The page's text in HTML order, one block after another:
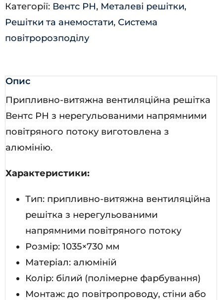
Категорії: Вентс РН, Металеві решітки,
Решітки та анемостати, Система
повітророзподілу
Опис
Припливно-витяжна вентиляційна решітка
Вентс РН з нерегульованими напрямними
повітряного потоку виготовлена з
алюмінію.
Характеристики:
Тип: припливно-витяжна вентиляційна
решітка з нерегульованими
напрямними повітряного потоку
Розмір: 1035×730 мм
Матеріал: алюміній
Колір: білий (полімерне фарбування)
Монтаж: до повітропроводу, стіни або